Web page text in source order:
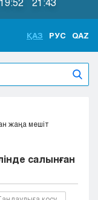
ҚАЗ РУС QAZ
жаңа мешіт
салынған